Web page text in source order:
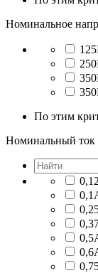
Номинальное
По этим
Номинальный ток